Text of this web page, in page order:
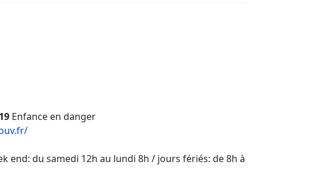
Enfance en danger
end: du samedi 12h au lundi 8h / jours fériés: de 8h à